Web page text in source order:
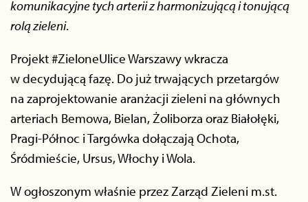
komunikacyjne tych arterii z harmonizującą i tonującą
rolą zieleni.
Projekt #ZieloneUlice Warszawy wkracza
w decydującą fazę. Do już trwających przetargów
na zaprojektowanie aranżacji zieleni na głównych
arteriach Bemowa, Bielan, Żoliborza oraz Białołęki,
Pragi-Północ i Targówka dołączają Ochota,
Śródmieście, Ursus, Włochy i Wola.
W ogłoszonym właśnie przez Zarząd Zieleni m.st.